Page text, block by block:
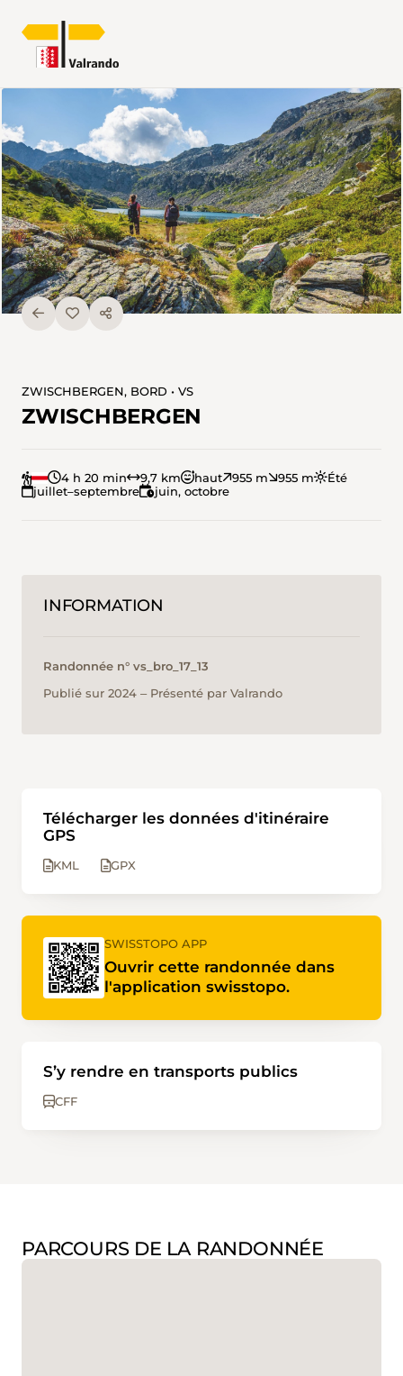
ZWISCHBERGEN, BORD • VS
ZWISCHBERGEN
4 h 20 min 9,7 km haut 955 m 955 m
Été
juillet–septembre
juin, octobre
INFORMATION
Randonnée n° vs_bro_17_13
Publié sur 2024 ‒ Présenté par Valrando
Télécharger les données d'itinéraire
GPS
KML GPX
SWISSTOPO APP
Ouvrir cette randonnée dans
l'application swisstopo.
S’y rendre en transports publics
CFF
PARCOURS DE LA RANDONNÉE